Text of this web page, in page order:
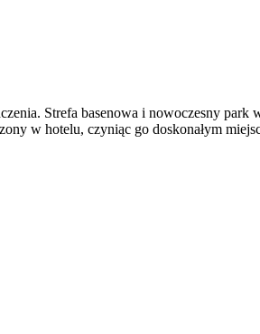
Strefa basenowa i nowoczesny
w hotelu, czyniąc go doskonałym